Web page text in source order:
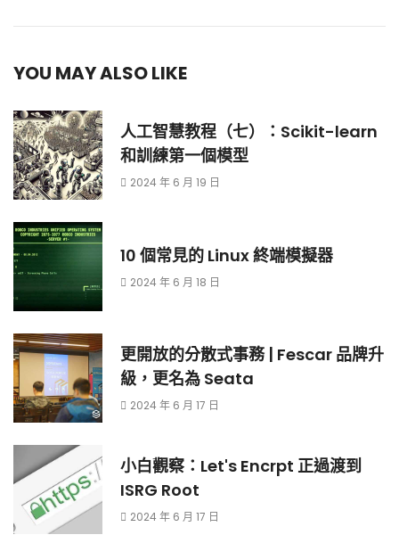
YOU MAY ALSO LIKE
人工智慧教程（七）：Scikit-learn
和訓練第一個模型
2024 年 6 月 19 日
10 個常見的 Linux 終端模擬器
2024 年 6 月 18 日
更開放的分散式事務 | Fescar 品牌升
級，更名為 Seata
2024 年 6 月 17 日
小白觀察：Let's Encrpt 正過渡到
ISRG Root
2024 年 6 月 17 日